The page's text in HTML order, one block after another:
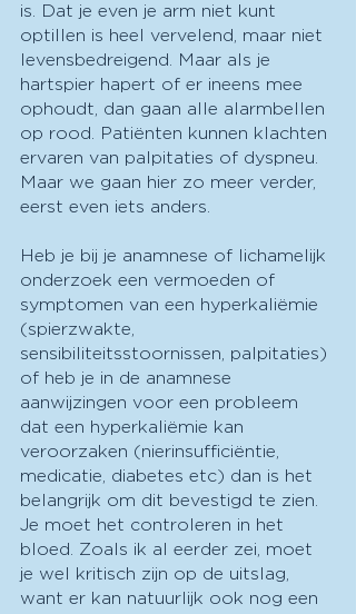
is. Dat je even je arm niet kunt
optillen is heel vervelend, maar niet
levensbedreigend. Maar als je
hartspier hapert of er ineens mee
ophoudt, dan gaan alle alarmbellen
op rood. Patiënten kunnen klachten
ervaren van palpitaties of dyspneu.
Maar we gaan hier zo meer verder,
eerst even iets anders.
Heb je bij je anamnese of lichamelijk
onderzoek een vermoeden of
symptomen van een hyperkaliëmie
(spierzwakte,
sensibiliteitsstoornissen, palpitaties)
of heb je in de anamnese
aanwijzingen voor een probleem
dat een hyperkaliëmie kan
veroorzaken (nierinsufficiëntie,
medicatie, diabetes etc) dan is het
belangrijk om dit bevestigd te zien.
Je moet het controleren in het
bloed. Zoals ik al eerder zei, moet
je wel kritisch zijn op de uitslag,
want er kan natuurlijk ook nog een